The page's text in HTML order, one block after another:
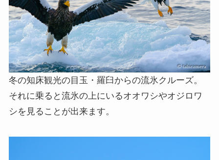
冬の知床観光の目玉・羅臼からの流氷クルーズ。
それに乗ると流氷の上にいるオオワシやオジロワ
シを見ることが出来ます。